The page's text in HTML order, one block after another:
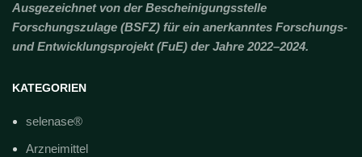
Ausgezeichnet von der Bescheinigungsstelle
Forschungszulage (BSFZ) für ein anerkanntes Forschungs-
und Entwicklungsprojekt (FuE) der Jahre 2022–2024.
KATEGORIEN
selenase®
Arzneimittel